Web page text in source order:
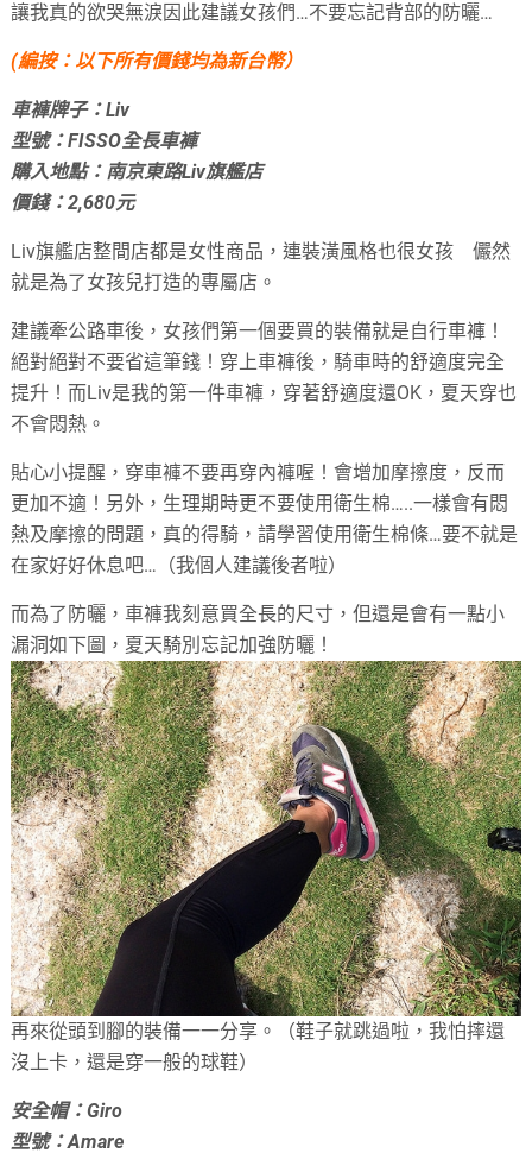
讓我真的欲哭無淚因此建議女孩們…不要忘記背部的防曬…
(編按：以下所有價錢均為新台幣）
車褲牌子：Liv
型號：FISSO全長車褲
購入地點：南京東路Liv旗艦店
價錢：2,680元
Liv旗艦店整間店都是女性商品，連裝潢風格也很女孩 儼然
就是為了女孩兒打造的專屬店。
建議牽公路車後，女孩們第一個要買的裝備就是自行車褲！
絕對絕對不要省這筆錢！穿上車褲後，騎車時的舒適度完全
提升！而Liv是我的第一件車褲，穿著舒適度還OK，夏天穿也
不會悶熱。
貼心小提醒，穿車褲不要再穿內褲喔！會增加摩擦度，反而
更加不適！另外，生理期時更不要使用衛生棉…..一樣會有悶
熱及摩擦的問題，真的得騎，請學習使用衛生棉條…要不就是
在家好好休息吧…（我個人建議後者啦）
而為了防曬，車褲我刻意買全長的尺寸，但還是會有一點小
漏洞如下圖，夏天騎別忘記加強防曬！
再來從頭到腳的裝備一一分享。（鞋子就跳過啦，我怕摔還
沒上卡，還是穿一般的球鞋）
安全帽：Giro
型號：Amare